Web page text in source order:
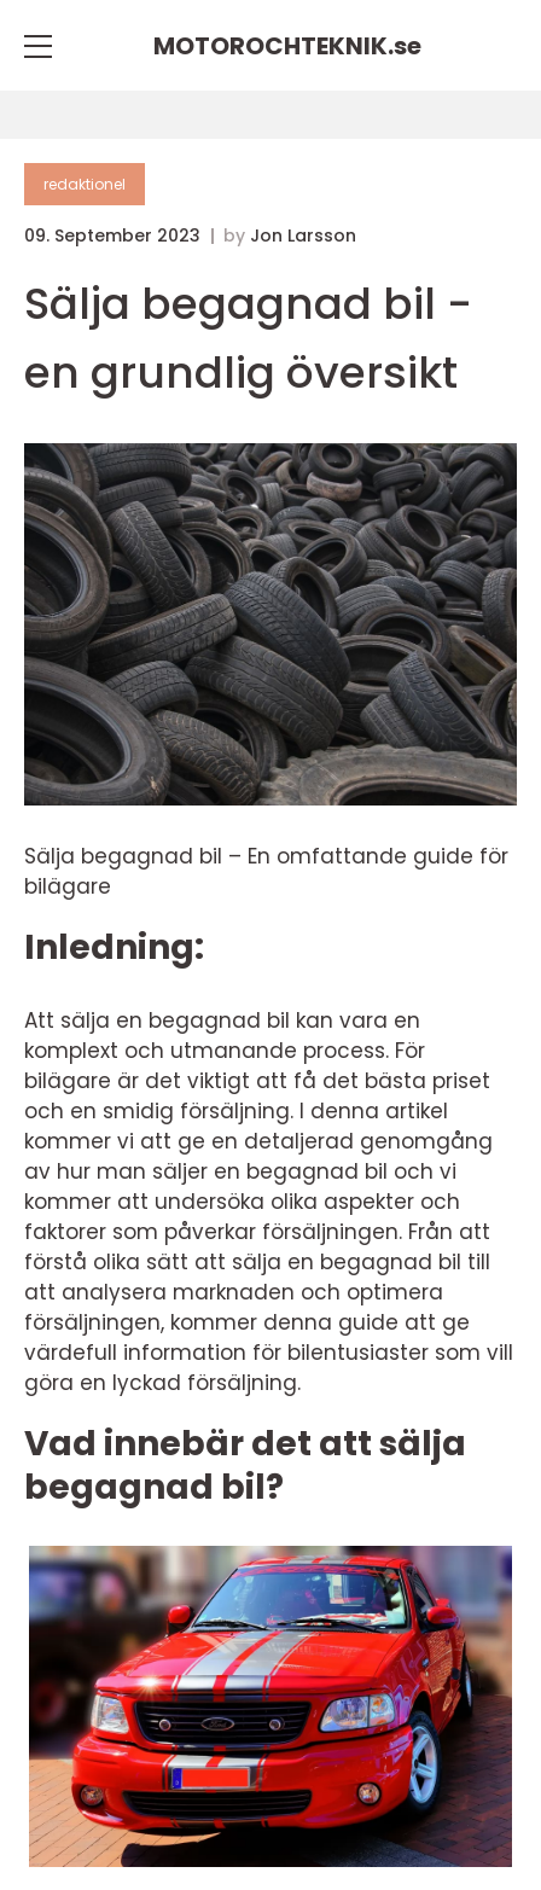
MOTOROCHTEKNIK.se
redaktionel
09. September 2023 by Jon Larsson
Sälja begagnad bil -
en grundlig översikt
Sälja begagnad bil – En omfattande guide för
bilägare
Inledning:
Att sälja en begagnad bil kan vara en
komplext och utmanande process. För
bilägare är det viktigt att få det bästa priset
och en smidig försäljning. I denna artikel
kommer vi att ge en detaljerad genomgång
av hur man säljer en begagnad bil och vi
kommer att undersöka olika aspekter och
faktorer som påverkar försäljningen. Från att
förstå olika sätt att sälja en begagnad bil till
att analysera marknaden och optimera
försäljningen, kommer denna guide att ge
värdefull information för bilentusiaster som vill
göra en lyckad försäljning.
Vad innebär det att sälja
begagnad bil?